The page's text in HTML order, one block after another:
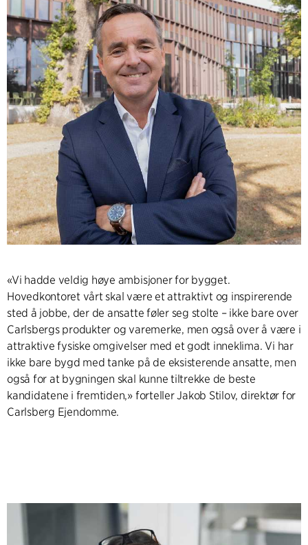
«Vi hadde veldig høye ambisjoner for bygget.
Hovedkontoret vårt skal være et attraktivt og inspirerende
sted å jobbe, der de ansatte føler seg stolte – ikke bare over
Carlsbergs produkter og varemerke, men også over å være i
attraktive fysiske omgivelser med et godt inneklima. Vi har
ikke bare bygd med tanke på de eksisterende ansatte, men
også for at bygningen skal kunne tiltrekke de beste
kandidatene i fremtiden,» forteller Jakob Stilov, direktør for
Carlsberg Ejendomme.